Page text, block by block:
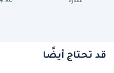
ممتازة 500
قد تحتاج أيضًا